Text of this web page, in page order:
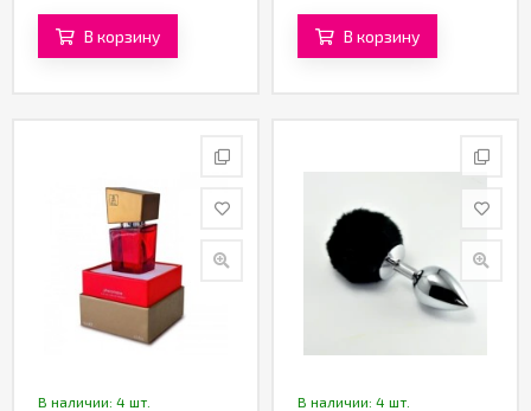
В корзину В корзину
В наличии: 4 шт. В наличии: 4 шт.